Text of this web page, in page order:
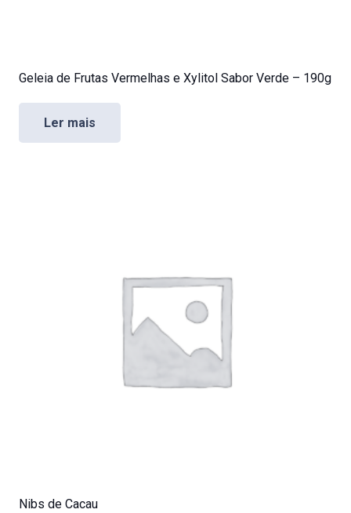
Geleia de Frutas Vermelhas e Xylitol Sabor Verde – 190g
Ler mais
Nibs de Cacau